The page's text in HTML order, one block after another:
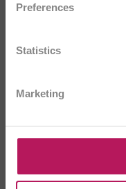
Preferences
Statistics
Marketing